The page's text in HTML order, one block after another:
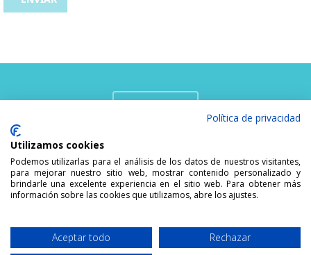
TODOS LOS
Política de privacidad
Utilizamos cookies
Podemos utilizarlas para el análisis de los datos de nuestros visitantes,
para mejorar nuestro sitio web, mostrar contenido personalizado y
brindarle una excelente experiencia en el sitio web. Para obtener más
información sobre las cookies que utilizamos, abre los ajustes.
Aceptar todo Rechazar